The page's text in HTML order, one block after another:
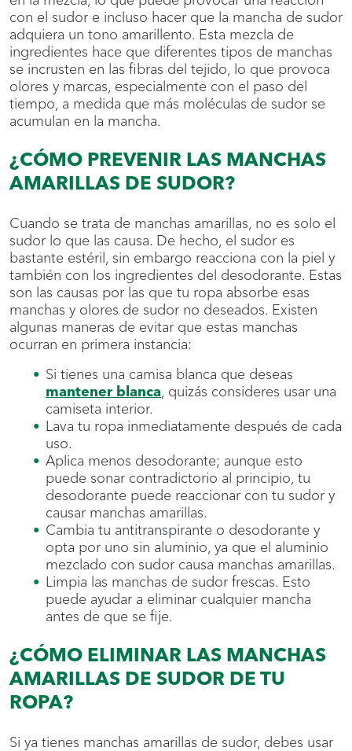
con el sudor e incluso hacer que la mancha de sudor
adquiera un tono amarillento. Esta mezcla de
ingredientes hace que diferentes tipos de manchas
se incrusten en las fibras del tejido, lo que provoca
olores y marcas, especialmente con el paso del
tiempo, a medida que más moléculas de sudor se
acumulan en la mancha.
¿CÓMO PREVENIR LAS MANCHAS
AMARILLAS DE SUDOR?
Cuando se trata de manchas amarillas, no es solo el
sudor lo que las causa. De hecho, el sudor es
bastante estéril, sin embargo reacciona con la piel y
también con los ingredientes del desodorante. Estas
son las causas por las que tu ropa absorbe esas
manchas y olores de sudor no deseados. Existen
algunas maneras de evitar que estas manchas
ocurran en primera instancia:
Si tienes una camisa blanca que deseas
mantener blanca, quizás consideres usar una
camiseta interior.
Lava tu ropa inmediatamente después de cada
uso.
Aplica menos desodorante; aunque esto
puede sonar contradictorio al principio, tu
desodorante puede reaccionar con tu sudor y
causar manchas amarillas.
Cambia tu antitranspirante o desodorante y
opta por uno sin aluminio, ya que el aluminio
mezclado con sudor causa manchas amarillas.
Limpia las manchas de sudor frescas. Esto
puede ayudar a eliminar cualquier mancha
antes de que se fije.
¿CÓMO ELIMINAR LAS MANCHAS
AMARILLAS DE SUDOR DE TU
ROPA?
Si ya tienes manchas amarillas de sudor, debes usar